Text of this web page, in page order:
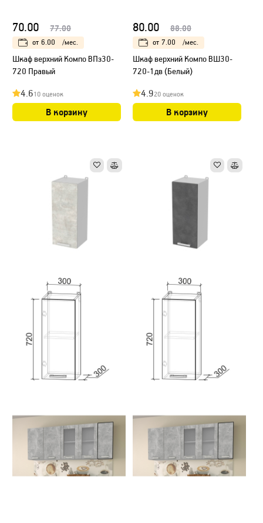
70.00 77.00
от 6.00 /мес.
Шкаф верхний Компо ВПз30-
720 Правый
4.610 оценок
В корзину
80.00 88.00
от 7.00 /мес.
Шкаф верхний Компо ВШ30-
720-1дв (Белый)
4.920 оценок
В корзину